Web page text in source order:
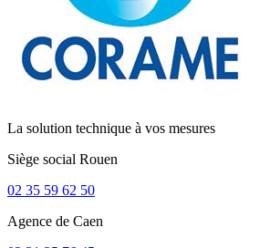
La solution technique à vos mesures
Siège social Rouen
02 35 59 62 50
Agence de Caen